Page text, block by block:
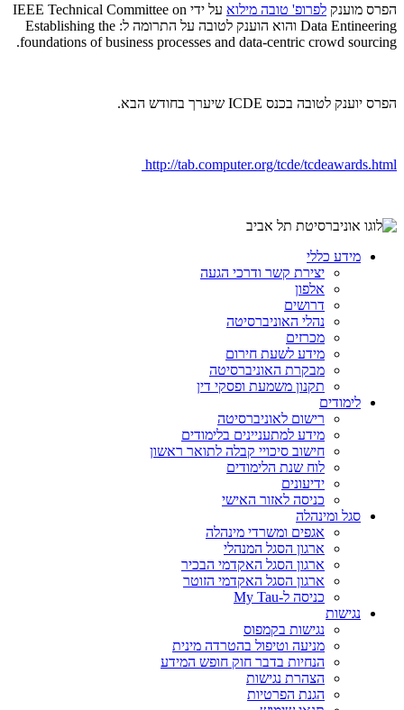
הפרס מוענק לפרופ' טובה מילוא
על ידי IEEE Technical Committee on
Data Entineering והוא הוענק לטובה על התרומה ל: Establishing the
foundations of business processes and data-centric crowd sourcing.
הפרס יוענק לטובה בכנס ICDE שיערך בחודש הבא.
http://tab.computer.org/tcde/tcdeawards.html
מידע כללי
יצירת קשר ודרכי הגעה
אלפון
דרושים
נהלי האוניברסיטה
מכרזים
מידע לשעת חירום
מבקרת האוניברסיטה
תקנון משמעת ופסקי דין
לימודים
רישום לאוניברסיטה
מידע למתעניינים בלימודים
חישוב סיכויי קבלה לתואר ראשון
לוח שנת הלימודים
ידיעונים
כניסה לאזור האישי
סגל ומינהלה
אגפים ומשרדי מינהלה
ארגון הסגל המנהלי
ארגון הסגל האקדמי הבכיר
ארגון הסגל האקדמי הזוטר
כניסה ל-My Tau
נגישות
נגישות בקמפוס
מניעה וטיפול בהטרדה מינית
הנחיות בדבר חוק חופש המידע
הצהרת נגישות
הגנת הפרטיות